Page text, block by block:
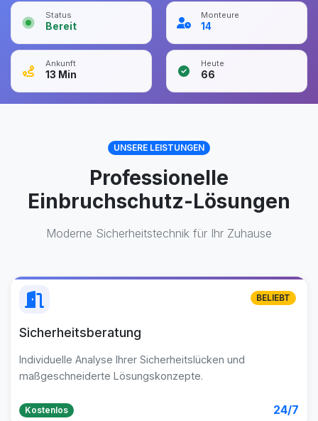
Status
Bereit
Monteure
14
Ankunft
13 Min
Heute
66
UNSERE LEISTUNGEN
Professionelle
Einbruchschutz-Lösungen
Moderne Sicherheitstechnik für Ihr Zuhause
Sicherheitsberatung
Individuelle Analyse Ihrer Sicherheitslücken und
maßgeschneiderte Lösungskonzepte.
Kostenlos 24/7
BELIEBT